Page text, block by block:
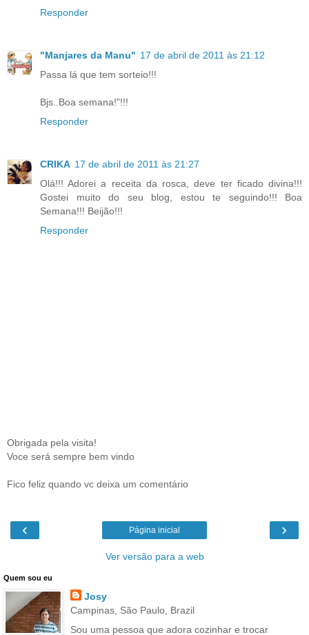
Responder
"Manjares da Manu" 17 de abril de 2011 às 21:12
Passa lá que tem sorteio!!!
Bjs..Boa semana!"!!!
Responder
CRIKA 17 de abril de 2011 às 21:27
Olá!!! Adorei a receita da rosca, deve ter ficado divina!!!
Gostei muito do seu blog, estou te seguindo!!! Boa
Semana!!! Beijão!!!
Responder
Obrigada pela visita!
Voce será sempre bem vindo
Fico feliz quando vc deixa um comentário
‹ ›
Página inicial
Ver versão para a web
Quem sou eu
Josy
Campinas, São Paulo, Brazil
Sou uma pessoa que adora cozinhar e trocar